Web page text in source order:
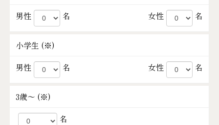
男性
名 女性 名
小学生 (※)
男性
名 女性 名
3歳～ (※)
名